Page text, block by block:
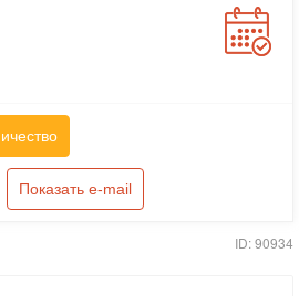
Показать e-mail
ID: 90934